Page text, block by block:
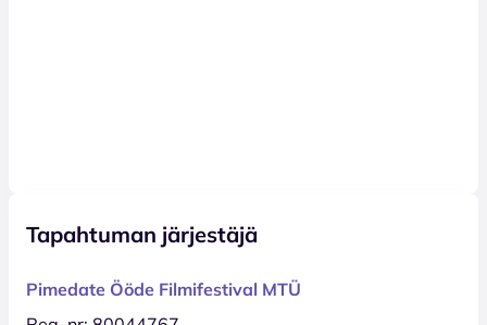
Tapahtuman järjestäjä
Pimedate Ööde Filmifestival MTÜ